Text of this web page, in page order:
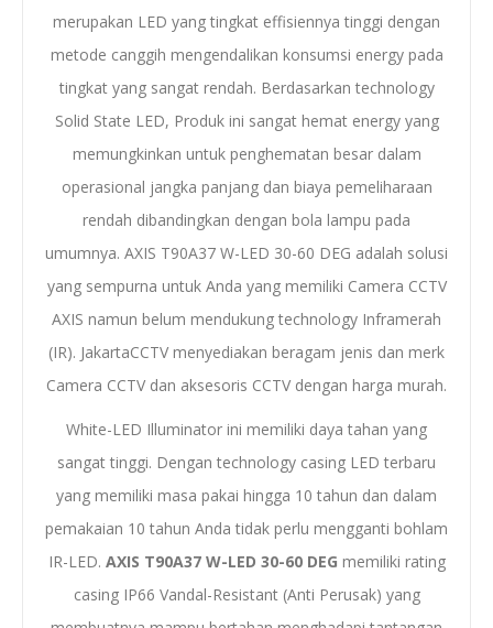
merupakan LED yang tingkat effisiennya tinggi dengan
metode canggih mengendalikan konsumsi energy pada
tingkat yang sangat rendah. Berdasarkan technology
Solid State LED, Produk ini sangat hemat energy yang
memungkinkan untuk penghematan besar dalam
operasional jangka panjang dan biaya pemeliharaan
rendah dibandingkan dengan bola lampu pada
umumnya. AXIS T90A37 W-LED 30-60 DEG adalah solusi
yang sempurna untuk Anda yang memiliki Camera CCTV
AXIS namun belum mendukung technology Inframerah
(IR). JakartaCCTV menyediakan beragam jenis dan merk
Camera CCTV dan aksesoris CCTV dengan harga murah.
White-LED Illuminator ini memiliki daya tahan yang
sangat tinggi. Dengan technology casing LED terbaru
yang memiliki masa pakai hingga 10 tahun dan dalam
pemakaian 10 tahun Anda tidak perlu mengganti bohlam
IR-LED. AXIS T90A37 W-LED 30-60 DEG memiliki rating
casing IP66 Vandal-Resistant (Anti Perusak) yang